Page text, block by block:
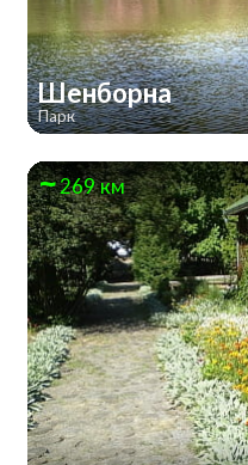
Шенборна
Парк
269 км